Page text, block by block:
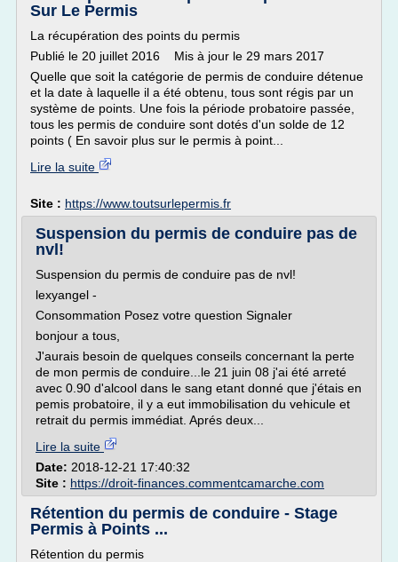
Sur Le Permis
La récupération des points du permis
Publié le 20 juillet 2016 Mis à jour le 29 mars 2017
Quelle que soit la catégorie de permis de conduire détenue
et la date à laquelle il a été obtenu, tous sont régis par un
système de points. Une fois la période probatoire passée,
tous les permis de conduire sont dotés d'un solde de 12
points ( En savoir plus sur le permis à point...
Lire la suite
Site : https://www.toutsurlepermis.fr
Suspension du permis de conduire pas de
nvl!
Suspension du permis de conduire pas de nvl!
lexyangel -
Consommation Posez votre question Signaler
bonjour a tous,
J'aurais besoin de quelques conseils concernant la perte
de mon permis de conduire...le 21 juin 08 j'ai été arreté
avec 0.90 d'alcool dans le sang etant donné que j'étais en
pemis probatoire, il y a eut immobilisation du vehicule et
retrait du permis immédiat. Aprés deux...
Lire la suite
Date: 2018-12-21 17:40:32
Site : https://droit-finances.commentcamarche.com
Rétention du permis de conduire - Stage
Permis à Points ...
Rétention du permis